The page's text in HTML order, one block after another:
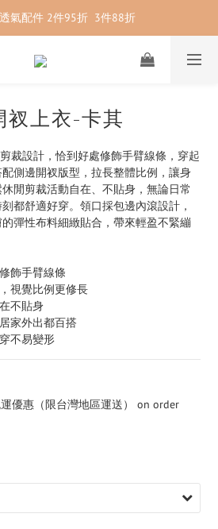
23 紳士內著 2件9折
氣配件 2件95折  3件88折
8/23 紳士內著 2件9折
上衣-卡其
裁設計，恰到好處修飾手臂線條，穿起
側邊開衩版型，拉長整體比例，讓身
閒剪裁活動自在、不貼身，無論日常
都舒適好穿。領口採包邊內滾設計，
彈性布料細緻貼合，帶來輕盈不緊繃
飾手臂線條
視覺比例更修長
不貼身
家外出都百搭
不易變形
優惠（限台灣地區運送） on order